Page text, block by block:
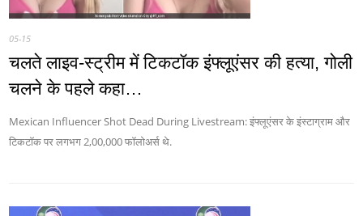
05-15
चलते लाइव-स्ट्रीम में टिकटॉक इंफ्लूएंसर की हत्या, गोली
चलने के पहले कहा…
Mexican Influencer Shot Dead During Livestream: इंफ्लूएंसर के इंस्टाग्राम और
टिकटॉक पर लगभग 2,00,000 फॉलोअर्स थे.